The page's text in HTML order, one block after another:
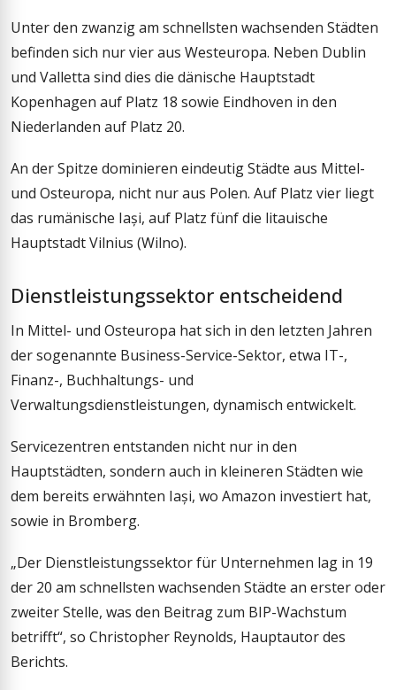
Unter den zwanzig am schnellsten wachsenden Städten
befinden sich nur vier aus Westeuropa. Neben Dublin
und Valletta sind dies die dänische Hauptstadt
Kopenhagen auf Platz 18 sowie Eindhoven in den
Niederlanden auf Platz 20.
An der Spitze dominieren eindeutig Städte aus Mittel-
und Osteuropa, nicht nur aus Polen. Auf Platz vier liegt
das rumänische Iași, auf Platz fünf die litauische
Hauptstadt Vilnius (Wilno).
Dienstleistungssektor entscheidend
In Mittel- und Osteuropa hat sich in den letzten Jahren
der sogenannte Business-Service-Sektor, etwa IT-,
Finanz-, Buchhaltungs- und
Verwaltungsdienstleistungen, dynamisch entwickelt.
Servicezentren entstanden nicht nur in den
Hauptstädten, sondern auch in kleineren Städten wie
dem bereits erwähnten Iași, wo Amazon investiert hat,
sowie in Bromberg.
„Der Dienstleistungssektor für Unternehmen lag in 19
der 20 am schnellsten wachsenden Städte an erster oder
zweiter Stelle, was den Beitrag zum BIP-Wachstum
betrifft“, so Christopher Reynolds, Hauptautor des
Berichts.